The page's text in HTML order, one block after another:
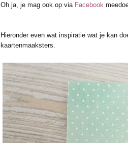
Oh ja, je mag ook op via Facebook
Hieronder even wat inspiratie wat je kan
kaartenmaaksters.